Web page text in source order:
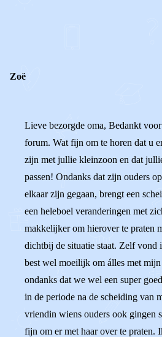
Zoë
Lieve bezorgde oma, Bedankt
forum. Wat fijn om te horen dat u
zijn met jullie kleinzoon en dat
passen! Ondanks dat zijn ouders
elkaar zijn gegaan, brengt een
een heleboel veranderingen met
makkelijker om hierover te praten
dichtbij de situatie staat. Zelf
best wel moeilijk om álles met mijn
ondanks dat we wel een super
in de periode na de scheiding van
vriendin wiens ouders ook gingen
fijn om er met haar over te praten.